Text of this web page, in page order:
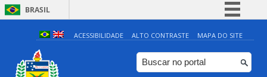
BRASIL
Simplifique!
Comunica BR
Participe
ACESSIBILIDADE ALTO CONTRASTE MAPA DO SITE